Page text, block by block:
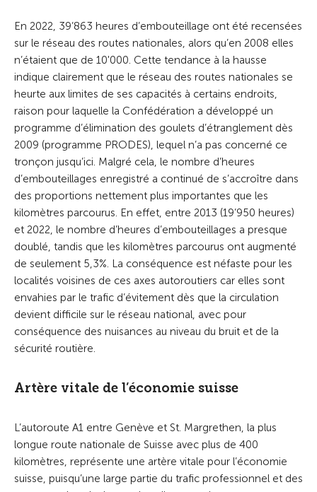
En 2022, 39’863 heures d’embouteillage ont été recensées
sur le réseau des routes nationales, alors qu’en 2008 elles
n’étaient que de 10'000. Cette tendance à la hausse
indique clairement que le réseau des routes nationales se
heurte aux limites de ses capacités à certains endroits,
raison pour laquelle la Confédération a développé un
programme d’élimination des goulets d’étranglement dès
2009 (programme PRODES), lequel n’a pas concerné ce
tronçon jusqu’ici. Malgré cela, le nombre d’heures
d’embouteillages enregistré a continué de s’accroître dans
des proportions nettement plus importantes que les
kilomètres parcourus. En effet, entre 2013 (19’950 heures)
et 2022, le nombre d’heures d’embouteillages a presque
doublé, tandis que les kilomètres parcourus ont augmenté
de seulement 5,3%. La conséquence est néfaste pour les
localités voisines de ces axes autoroutiers car elles sont
envahies par le trafic d’évitement dès que la circulation
devient difficile sur le réseau national, avec pour
conséquence des nuisances au niveau du bruit et de la
sécurité routière.
Artère vitale de l’économie suisse
L’autoroute A1 entre Genève et St. Margrethen, la plus
longue route nationale de Suisse avec plus de 400
kilomètres, représente une artère vitale pour l’économie
suisse, puisqu’une large partie du trafic professionnel et des